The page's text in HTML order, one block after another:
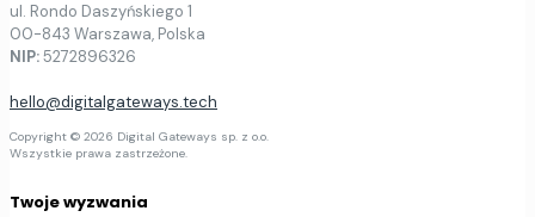
ul. Rondo Daszyńskiego 1
00-843 Warszawa, Polska
NIP:5272896326
hello@digitalgateways.tech
Copyright © 2026 Digital Gateways sp. z o.o.
Wszystkie prawa zastrzeżone.
Twoje wyzwania